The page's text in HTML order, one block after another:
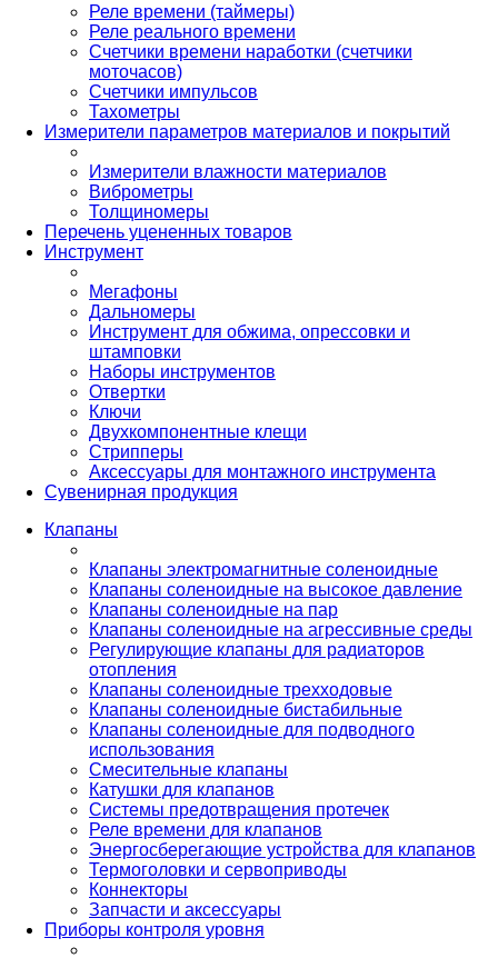
Реле времени (таймеры)
Реле реального времени
Счетчики времени наработки (счетчики
моточасов)
Счетчики импульсов
Тахометры
Измерители параметров материалов и покрытий
Измерители влажности материалов
Виброметры
Толщиномеры
Перечень уцененных товаров
Инструмент
Мегафоны
Дальномеры
Инструмент для обжима, опрессовки и
штамповки
Наборы инструментов
Отвертки
Ключи
Двухкомпонентные клещи
Стрипперы
Аксессуары для монтажного инструмента
Сувенирная продукция
Клапаны
Клапаны электромагнитные соленоидные
Клапаны соленоидные на высокое давление
Клапаны соленоидные на пар
Клапаны соленоидные на агрессивные среды
Регулирующие клапаны для радиаторов
отопления
Клапаны соленоидные трехходовые
Клапаны соленоидные бистабильные
Клапаны соленоидные для подводного
использования
Смесительные клапаны
Катушки для клапанов
Системы предотвращения протечек
Реле времени для клапанов
Энергосберегающие устройства для клапанов
Термоголовки и сервоприводы
Коннекторы
Запчасти и аксессуары
Приборы контроля уровня